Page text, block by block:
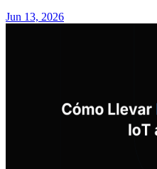
Jun 13, 2026